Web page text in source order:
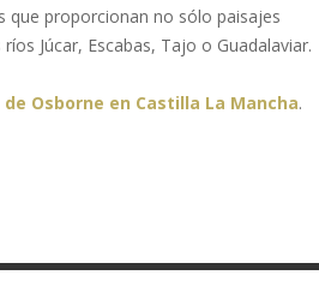
que proporcionan no sólo paisajes
Júcar, Escabas, Tajo o Guadalaviar.
Osborne en Castilla La Mancha.